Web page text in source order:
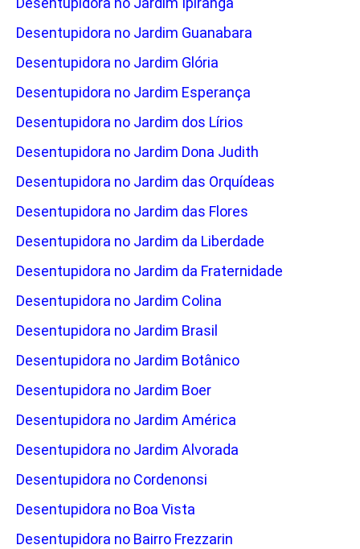
Desentupidora no Jardim Guanabara
Desentupidora no Jardim Glória
Desentupidora no Jardim Esperança
Desentupidora no Jardim dos Lírios
Desentupidora no Jardim Dona Judith
Desentupidora no Jardim das Orquídeas
Desentupidora no Jardim das Flores
Desentupidora no Jardim da Liberdade
Desentupidora no Jardim da Fraternidade
Desentupidora no Jardim Colina
Desentupidora no Jardim Brasil
Desentupidora no Jardim Botânico
Desentupidora no Jardim Boer
Desentupidora no Jardim América
Desentupidora no Jardim Alvorada
Desentupidora no Cordenonsi
Desentupidora no Boa Vista
Desentupidora no Bairro Frezzarin